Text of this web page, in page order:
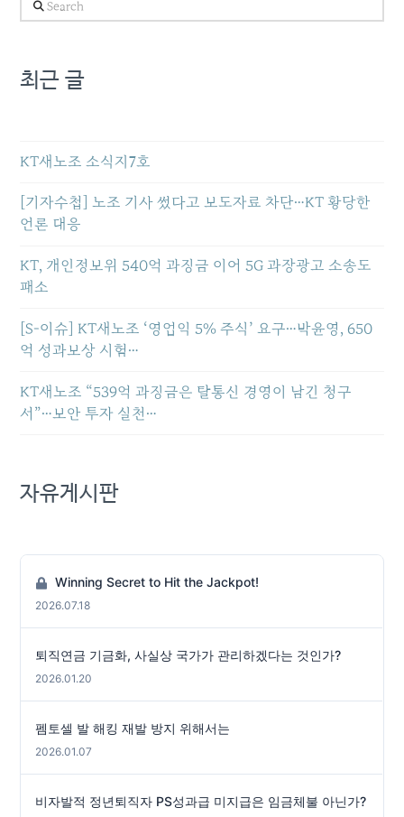
최근 글
KT새노조 소식지7호
[기자수첩] 노조 기사 썼다고 보도자료 차단…KT 황당한
언론 대응
KT, 개인정보위 540억 과징금 이어 5G 과장광고 소송도
패소
[S-이슈] KT새노조 ‘영업익 5% 주식’ 요구…박윤영, 650
억 성과보상 시험…
KT새노조 “539억 과징금은 탈통신 경영이 남긴 청구
서”…보안 투자 실천…
자유게시판
Winning Secret to Hit the Jackpot!
2026.07.18
퇴직연금 기금화, 사실상 국가가 관리하겠다는 것인가?
2026.01.20
펨토셀 발 해킹 재발 방지 위해서는
2026.01.07
비자발적 정년퇴직자 PS성과급 미지급은 임금체불 아닌가?